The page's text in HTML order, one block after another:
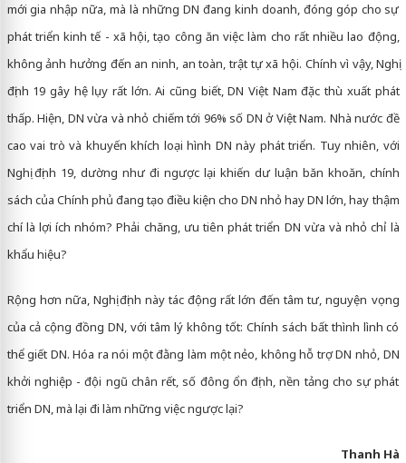
mới gia nhập nữa, mà là những DN đang kinh doanh, đóng góp cho sự
phát triển kinh tế - xã hội, tạo công ăn việc làm cho rất nhiều lao động,
không ảnh hưởng đến an ninh, an toàn, trật tự xã hội. Chính vì vậy, Nghị
định 19 gây hệ lụy rất lớn. Ai cũng biết, DN Việt Nam đặc thù xuất phát
thấp. Hiện, DN vừa và nhỏ chiếm tới 96% số DN ở Việt Nam. Nhà nước đề
cao vai trò và khuyến khích loại hình DN này phát triển. Tuy nhiên, với
Nghị định 19, dường như đi ngược lại khiến dư luận băn khoăn, chính
sách của Chính phủ đang tạo điều kiện cho DN nhỏ hay DN lớn, hay thậm
chí là lợi ích nhóm? Phải chăng, ưu tiên phát triển DN vừa và nhỏ chỉ là
khẩu hiệu?
Rộng hơn nữa, Nghị định này tác động rất lớn đến tâm tư, nguyện vọng
của cả cộng đồng DN, với tâm lý không tốt: Chính sách bất thình lình có
thể giết DN. Hóa ra nói một đằng làm một nẻo, không hỗ trợ DN nhỏ, DN
khởi nghiệp - đội ngũ chân rết, số đông ổn định, nền tảng cho sự phát
triển DN, mà lại đi làm những việc ngược lại?
Thanh Hà